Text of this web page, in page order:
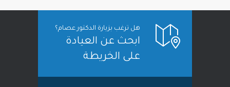
هل ترغب بزيارة الدكتور عصام؟
ابحث عن العيادة
على الخريطة